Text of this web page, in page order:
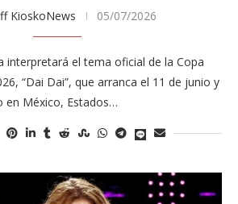
KioskoNews 05/07/2026
interpretará el tema oficial de la Copa
“Dai Dai”​, que arranca el 11 de junio y
en México, Estados…